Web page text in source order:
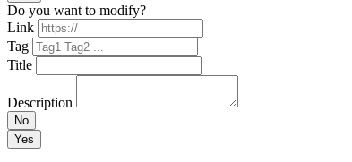
Do you want to modify?
Link
Tag
Title
Description
No
Yes